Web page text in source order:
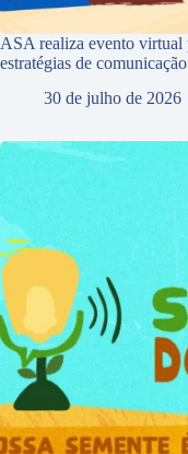
ASA realiza evento
estratégias de
30 de julho de 2026